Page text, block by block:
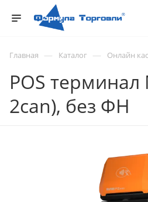
Главная — Каталог — Онлайн
POS терминал
2can), без ФН